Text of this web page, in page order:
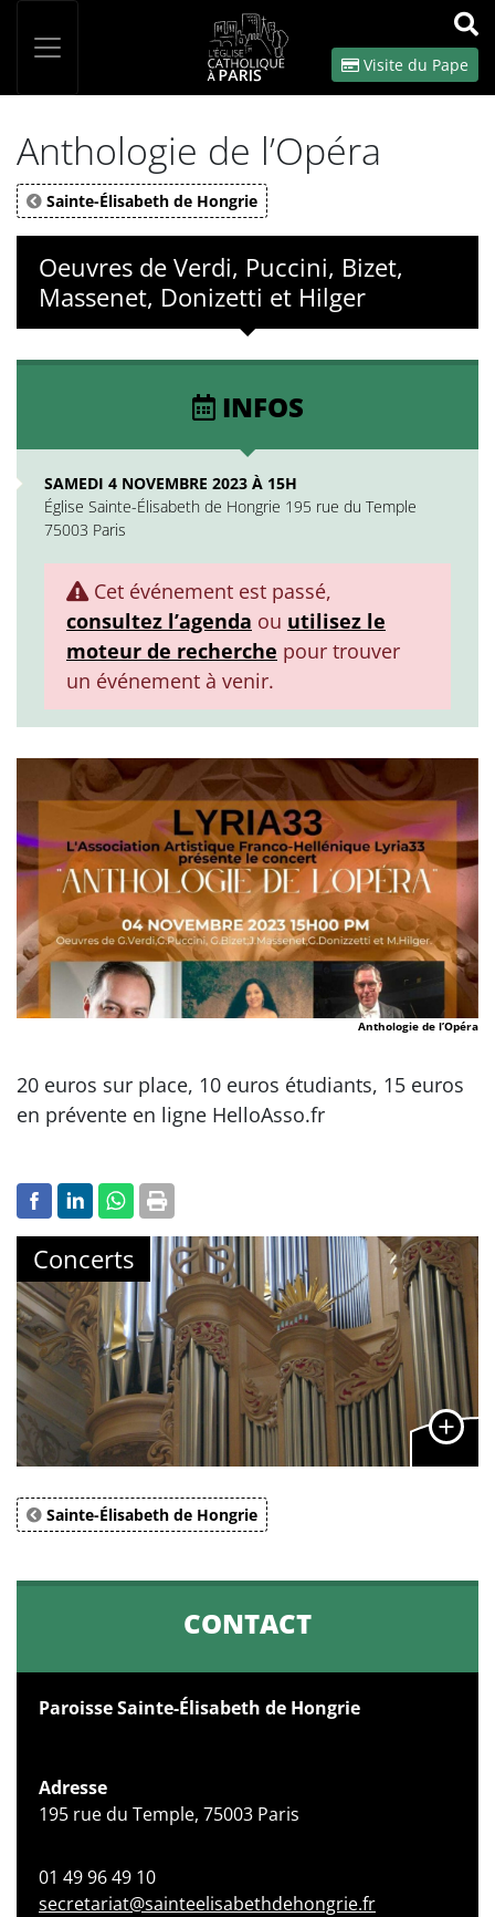
OK
Visite du Pape
Anthologie de l’Opéra
Sainte-Élisabeth de Hongrie
Oeuvres de Verdi, Puccini, Bizet,
Massenet, Donizetti et Hilger
INFOS
SAMEDI 4 NOVEMBRE 2023 À 15H
Église Sainte-Élisabeth de Hongrie 195 rue du Temple
75003 Paris
Cet événement est passé,
consultez l’agenda ou utilisez le
moteur de recherche pour trouver
un événement à venir.
Anthologie de l’Opéra
20 euros sur place, 10 euros étudiants, 15 euros
en prévente en ligne HelloAsso.fr
Concerts
Sainte-Élisabeth de Hongrie
CONTACT
Paroisse Sainte-Élisabeth de Hongrie
Adresse
195 rue du Temple, 75003 Paris
01 49 96 49 10
secretariat@sainteelisabethdehongrie.fr
Panneau de gestion des cookies